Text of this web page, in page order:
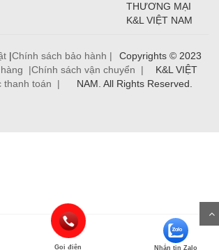
THƯƠNG MẠI
K&L VIỆT NAM
|Chính sách bảo hành |
hàng |Chính sách vận chuyển |
thanh toán |
Copyrights © 2023
K&L VIỆT
NAM. All Rights Reserved.
Gọi điện Nhắn tin Zalo